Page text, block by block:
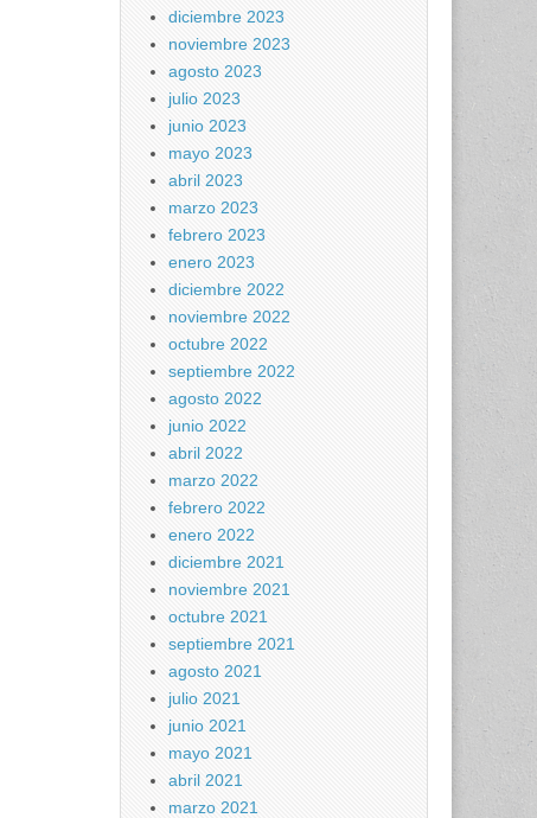
diciembre 2023
noviembre 2023
agosto 2023
julio 2023
junio 2023
mayo 2023
abril 2023
marzo 2023
febrero 2023
enero 2023
diciembre 2022
noviembre 2022
octubre 2022
septiembre 2022
agosto 2022
junio 2022
abril 2022
marzo 2022
febrero 2022
enero 2022
diciembre 2021
noviembre 2021
octubre 2021
septiembre 2021
agosto 2021
julio 2021
junio 2021
mayo 2021
abril 2021
marzo 2021